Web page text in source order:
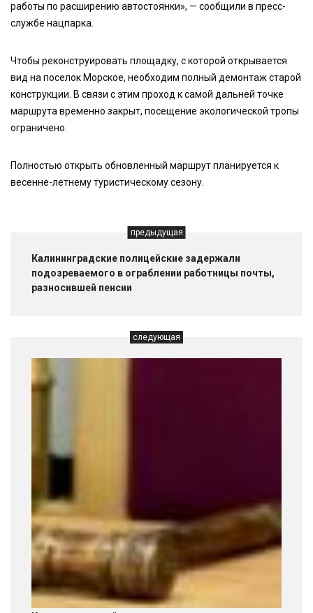
работы по расширению автостоянки», — сообщили в пресс-
службе нацпарка.
Чтобы реконструировать площадку, с которой открывается
вид на поселок Морское, необходим полный демонтаж старой
конструкции. В связи с этим проход к самой дальней точке
маршрута временно закрыт, посещение экологической тропы
ограничено.
Полностью открыть обновленный маршрут планируется к
весенне-летнему туристическому сезону.
предыдущая
Калининградские полицейские задержали
подозреваемого в ограблении работницы почты,
разносившей пенсии
следующая